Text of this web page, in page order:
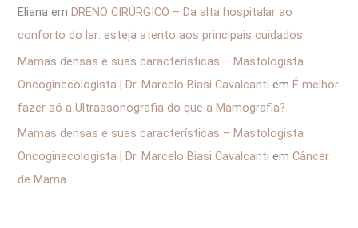
Eliana emDRENO CIRÚRGICO – Da alta hospitalar ao
conforto do lar: esteja atento aos principais cuidados
Mamas densas e suas características – Mastologista
Oncoginecologista | Dr. Marcelo Biasi Cavalcanti emÉ melhor
fazer só a Ultrassonografia do que a Mamografia?
Mamas densas e suas características – Mastologista
Oncoginecologista | Dr. Marcelo Biasi Cavalcanti emCâncer
de Mama